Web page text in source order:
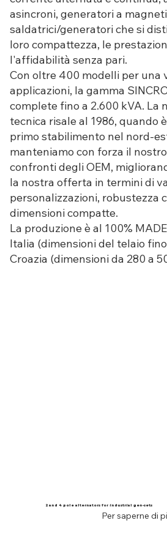
asincroni, generatori a
saldatrici/generatori che si
loro compattezza, le
l'affidabilità senza pari.
Con oltre 400 modelli per una
applicazioni, la gamma
complete fino a 2.600 kVA. La
tecnica risale al 1986, quando
primo stabilimento nel nord-
manteniamo con forza il
confronti degli OEM,
la nostra offerta in termini di
personalizzazioni, robustezza
dimensioni compatte.
La produzione è al 100%
Italia (dimensioni del telaio fino
Croazia (dimensioni da 280 a
2 and 4 pole alternators for industrial gen-sets
Per saperne di